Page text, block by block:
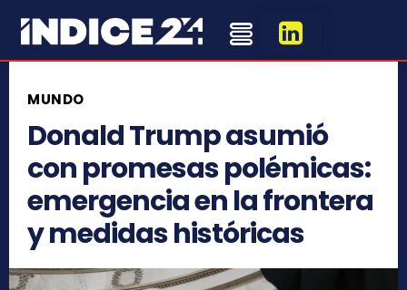
MUNDO
Donald Trump asumió
con promesas polémicas:
emergencia en la frontera
y medidas históricas